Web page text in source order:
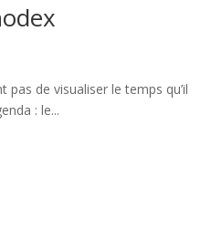
de visualiser le temps qu’il
: le...